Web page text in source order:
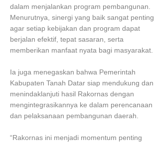
dalam menjalankan program pembangunan.
Menurutnya, sinergi yang baik sangat penting
agar setiap kebijakan dan program dapat
berjalan efektif, tepat sasaran, serta
memberikan manfaat nyata bagi masyarakat.
Ia juga menegaskan bahwa Pemerintah
Kabupaten Tanah Datar siap mendukung dan
menindaklanjuti hasil Rakornas dengan
mengintegrasikannya ke dalam perencanaan
dan pelaksanaan pembangunan daerah.
“Rakornas ini menjadi momentum penting